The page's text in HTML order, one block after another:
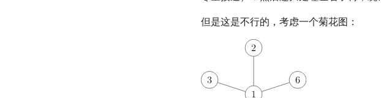
但是这是不行的，考虑一个菊花图：